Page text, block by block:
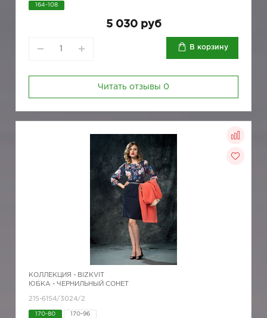
164-108
5 030 руб
В корзину
Читать отзывы 0
КОЛЛЕКЦИЯ - BIZKVIT
ЮБКА - ЧЕРНИЛЬНЫЙ СОНЕТ
215-6154/3024/2
170-80 170-96